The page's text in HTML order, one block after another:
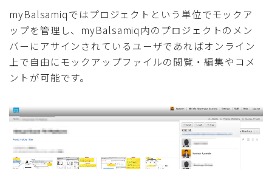
myBalsamiqではプロジェクトという単位でモックア
ップを管理し、myBalsamiq内のプロジェクトのメン
バーにアサインされているユーザであればオンライン
上で自由にモックアップファイルの閲覧・編集やコメ
ントが可能です。